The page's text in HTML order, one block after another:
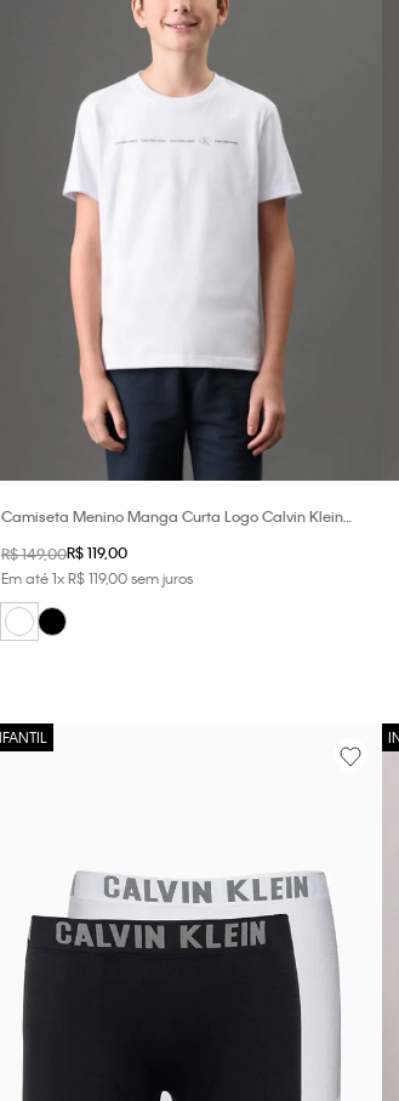
Camiseta Menino Manga Curta Logo Calvin Klein
R$149,00R$119,00
Em até1xR$119,00sem juros